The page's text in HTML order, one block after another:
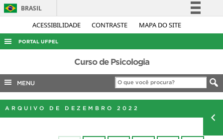
ACESSIBILIDADE CONTRASTE MAPA DO SITE
BRASIL
Simplifique!
Acesso à informação
Legislação
Canais
PORTAL UFPEL
ACESSO À INFORMAÇÃO
AUDITORIA
COBALTO
CONCURSOS
Curso de Psicologia
MENU
ARQUIVO DE DEZEMBRO 2022